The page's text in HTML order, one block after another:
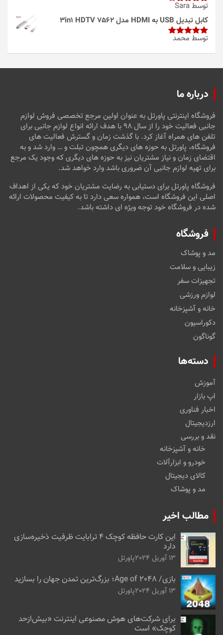
امتیاز4
از 5
توسط Sara
کابل تبدیل USB به HDMI مدل 3in1 HDTV 7562
امتیاز5از
توسط محمد
درباره ما
فروشگاه اینترنتی پاورتل به عنوان اولین مرجع تخصصی فروش لوازم
جانبی فعالیت خود را از سال ۹۸ با هدف ارائه انواع لوازم جانبی برای
تلفن های همراه آغاز کرد. با گذشت زمان و گسترش فعالیت های
فروشگاه، پاورتل به حوزه های دیگری همچون تبلت و … وارد شد و به
اقتضای زمان و نیاز مشتریان نیز به حوزه های دیگری که وجود یک مرجع
برای تهیه لوازم جانبی آن ضروری باشد وارد خواهد شد.
فروشگاه پاورتل برای دستیابی به رضایت مشتریان خود که یکی از اهداف
اصلی این فروشگاه است، همواره سعی دارد تا به کیفیت محصولات ارائه
شده در فروشگاه خود توجه ویژه ای داشته باشد.
فروشگاه
مد و پوشاک
زیبایی و سلامت
تجهیزات سفر
لوازم ورزشی
خانه و آشپزخانه
دکوراسیون
گوناگون
دسته‌ها
آموزش
اپ بازار
اخبار فناوری
ارزدیجیتال
نقد و بررسی
خانه و آشپزخانه
خودرو و ابزارآلات
کالای دیجیتال
مد و پوشاک
مطالب اخیر
این کارت حافظه کوچک ۴ ترابایت ظرفیت ذخیره‌سازی
دارد
13 آوریل 2024 پاورتل
بازی/ Age of 2048؛ بزرگ‌ترین تمدن جهان را بسازید
13 آوریل 2024 پاورتل
برای شرکت‌های هوش مصنوعی اینترنت «بیش‌از‌حد
کوچک» است